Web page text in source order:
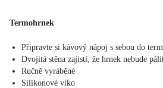
Termohrnek
Připravte si kávový nápoj s sebou do
Dvojitá stěna zajistí, že hrnek nebude
Ručně vyráběné
Silikonové víko